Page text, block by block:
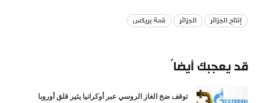
إنتاج الجزائر الجزائر قمة بريكس
قد يعجبك أيضاً
توقف ضخ الغاز الروسي عبر أوكرانيا يثير قلق أوروبا